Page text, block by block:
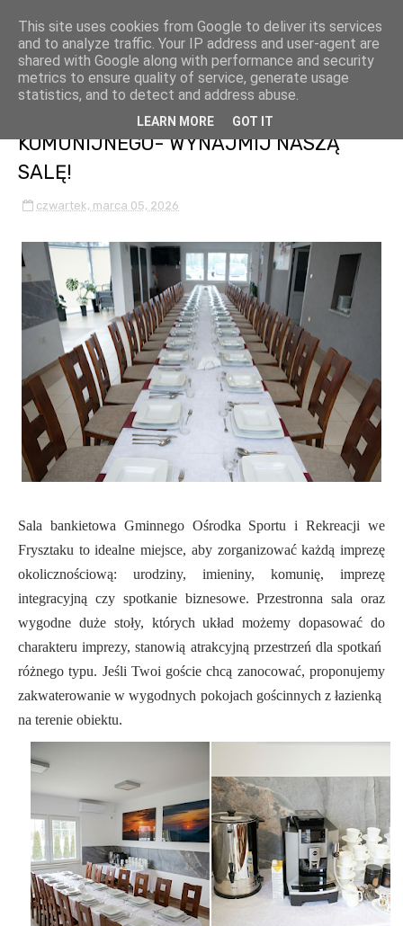
WYJĄTKOWA PRZESTRZEŃ NA
ORGANIZACJĘ PRZYJĘCIA
KOMUNIJNEGO- WYNAJMIJ NASZĄ
SALĘ!
czwartek, marca 05, 2026
Sala bankietowa Gminnego Ośrodka Sportu i Rekreacji we
Frysztaku to idealne miejsce, aby zorganizować każdą imprezę
okolicznościową: urodziny, imieniny, komunię, imprezę
integracyjną czy spotkanie biznesowe. Przestronna sala oraz
wygodne duże stoły, których układ możemy dopasować do
charakteru imprezy, stanowią atrakcyjną przestrzeń dla spotkań
różnego typu. Jeśli Twoi goście chcą zanocować, proponujemy
zakwaterowanie w wygodnych pokojach gościnnych z łazienką
na terenie obiektu.
This site uses cookies from Google to deliver its services
and to analyze traffic. Your IP address and user-agent are
shared with Google along with performance and security
metrics to ensure quality of service, generate usage
statistics, and to detect and address abuse.
LEARN MORE GOT IT